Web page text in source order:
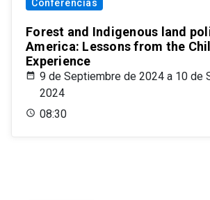
Conferencias
Forest and Indigenous land
America: Lessons from the
Experience
9 de Septiembre de 2024 a 10 de
2024
08:30